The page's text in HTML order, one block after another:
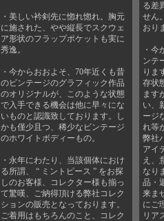
・美しい衿剣先に惚れ惚れ。胸元
に施された、やや縦長でスクウェ
ア形状のフラップポケットも実に
秀逸。
・今からおおよそ、70年近くも昔
のビンテージのグラフィック作品
のオリジナルが、このような状態
で入手できる機会は他に早々にな
いものと認識致しております。し
かも僅少且つ、稀少なビンテージ
のホワイトボディーもの。
・永年にわたり、当該個体におけ
る所謂、 “ ミントピース ” をお探
しのお客様、コレクター様も揃っ
て驚嘆、ご納得頂ける弊社コレク
ションの販売となっております。
ご着用はもちろんのこと、コレク
る差
せん
おり
・今
ンテ
りま
存状
ます
い、
ージ
れ等
弊社
アイ
え、
なり
品・
来ま
にご
リア